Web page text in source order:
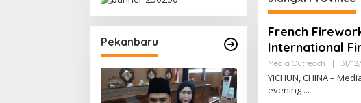
Pekanbaru
French
International
Media Outreach 31/
YICHUN, CHINA –
evening